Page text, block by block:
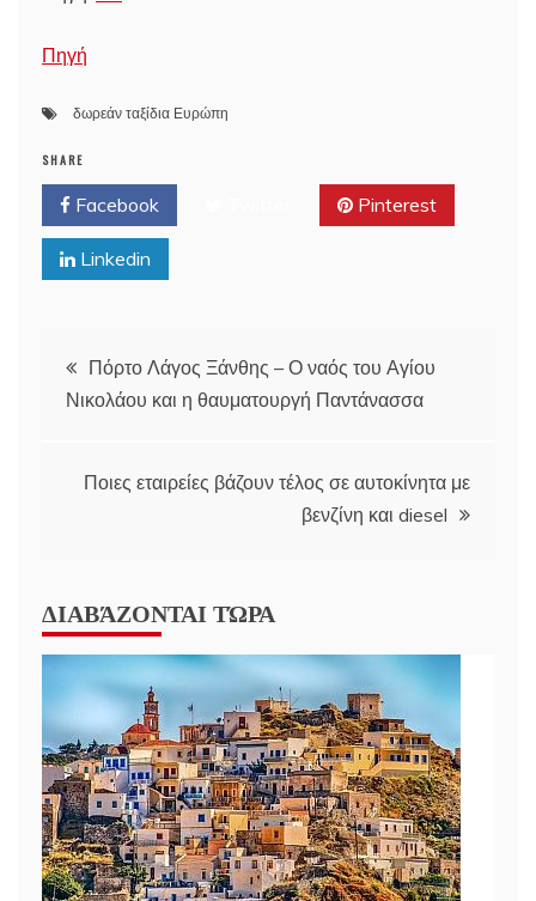
Πηγή
δωρεάν ταξίδια Ευρώπη
SHARE
Facebook Pinterest
Linkedin
Post
navigation
Πόρτο Λάγος Ξάνθης – Ο ναός του Αγίου
Νικολάου και η θαυματουργή Παντάνασσα
Ποιες εταιρείες βάζουν τέλος σε αυτοκίνητα με
βενζίνη και diesel
ΔΙΑΒΆΖΟΝΤΑΙ ΤΏΡΑ